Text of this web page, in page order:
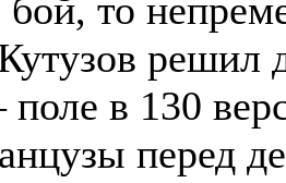
бой, то
решил
поле в 130
перед